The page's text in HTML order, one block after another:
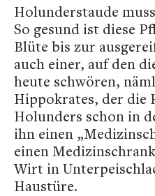
Holunderstaude
So gesund ist diese
Blüte bis zur
auch einer, auf den
heute schwören,
Hippokrates, der die
Holunders schon in
ihn einen
einen
Wirt in
Haustüre.